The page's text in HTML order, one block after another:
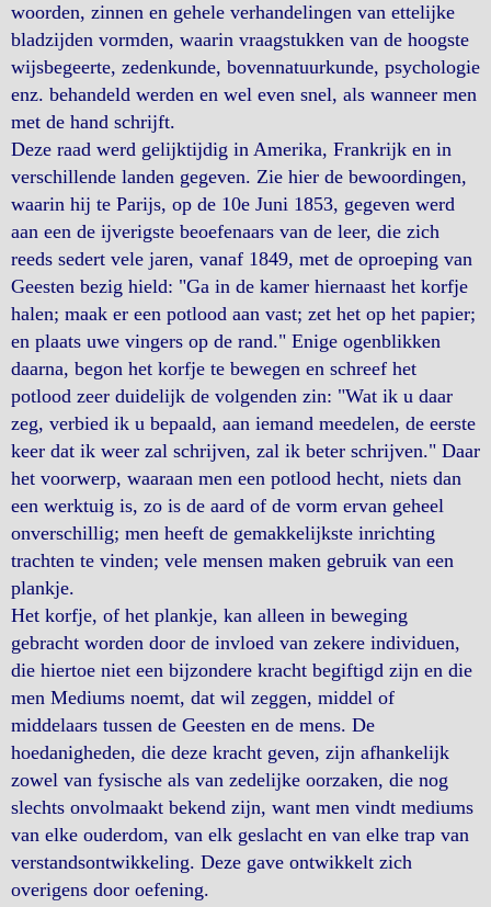
woorden, zinnen en gehele verhandelingen van ettelijke
bladzijden vormden, waarin vraagstukken van de hoogste
wijsbegeerte, zedenkunde, bovennatuurkunde, psychologie
enz. behandeld werden en wel even snel, als wanneer men
met de hand schrijft.
Deze raad werd gelijktijdig in Amerika, Frankrijk en in
verschillende landen gegeven. Zie hier de bewoordingen,
waarin hij te Parijs, op de 10e Juni 1853, gegeven werd
aan een de ijverigste beoefenaars van de leer, die zich
reeds sedert vele jaren, vanaf 1849, met de oproeping van
Geesten bezig hield: "Ga in de kamer hiernaast het korfje
halen; maak er een potlood aan vast; zet het op het papier;
en plaats uwe vingers op de rand." Enige ogenblikken
daarna, begon het korfje te bewegen en schreef het
potlood zeer duidelijk de volgenden zin: "Wat ik u daar
zeg, verbied ik u bepaald, aan iemand meedelen, de eerste
keer dat ik weer zal schrijven, zal ik beter schrijven." Daar
het voorwerp, waaraan men een potlood hecht, niets dan
een werktuig is, zo is de aard of de vorm ervan geheel
onverschillig; men heeft de gemakkelijkste inrichting
trachten te vinden; vele mensen maken gebruik van een
plankje.
Het korfje, of het plankje, kan alleen in beweging
gebracht worden door de invloed van zekere individuen,
die hiertoe niet een bijzondere kracht begiftigd zijn en die
men Mediums noemt, dat wil zeggen, middel of
middelaars tussen de Geesten en de mens. De
hoedanigheden, die deze kracht geven, zijn afhankelijk
zowel van fysische als van zedelijke oorzaken, die nog
slechts onvolmaakt bekend zijn, want men vindt mediums
van elke ouderdom, van elk geslacht en van elke trap van
verstandsontwikkeling. Deze gave ontwikkelt zich
overigens door oefening.